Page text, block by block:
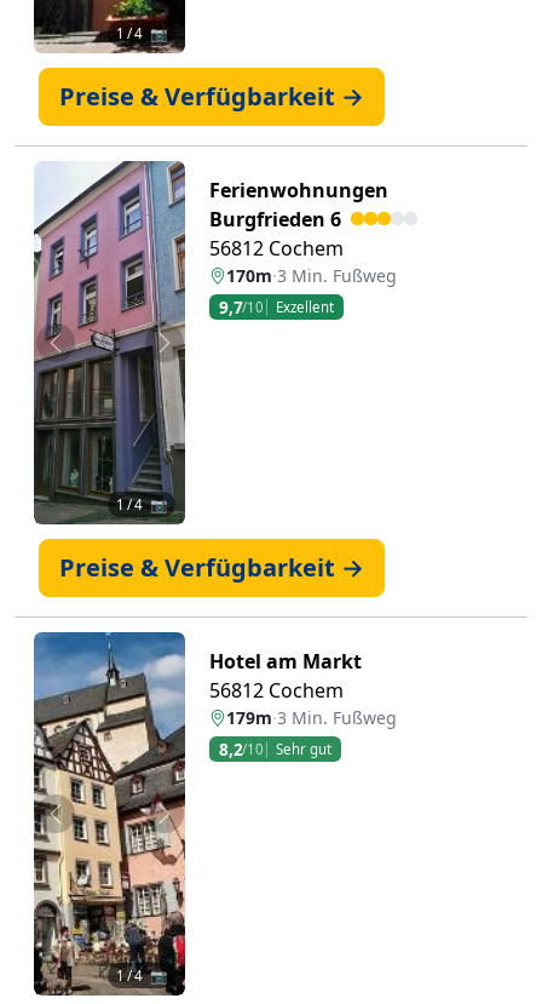
1/ 4 📷
Preise & Verfügbarkeit →
Zurück Weiter
1/ 4 📷
Ferienwohnungen
Burgfrieden 6
56812 Cochem
170m·3 Min. Fußweg
9,7/10 Exzellent
Preise & Verfügbarkeit →
Zurück Weiter
1/ 4 📷
Hotel am Markt
56812 Cochem
179m·3 Min. Fußweg
8,2/10 Sehr gut